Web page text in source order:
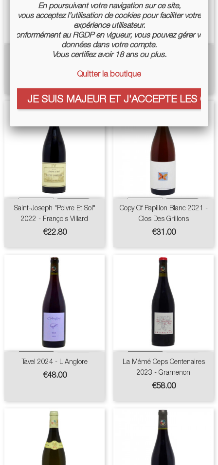
Poignée De Raisins 2024 -
Saint-Peray Version 2022 -
Saint-Joseph "Poivre Et Sol"
2022 - François Villard
Price
€22.80
Copy Of Papillon Blanc 2021 -
Clos Des Grillons
Price
€31.00
Tavel 2024 - L'Anglore
Price
€48.00
La Mémé Ceps Centenaires
2023 - Gramenon
Price
€58.00
En poursuivant votre navigation sur ce site,
vous acceptez l’utilisation de cookies pour faciliter votre
expérience utilisateur.
Conformément au RGDP en vigueur, vous pouvez gérer vos
données dans votre compte.
Vous certifiez avoir 18 ans ou plus.
Quitter la boutique
JE SUIS MAJEUR ET J'ACCEPTE LES